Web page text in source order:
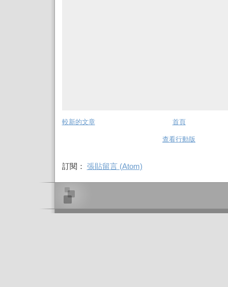
較新的文章 首頁
查看行動版
訂閱： 張貼留言 (Atom)